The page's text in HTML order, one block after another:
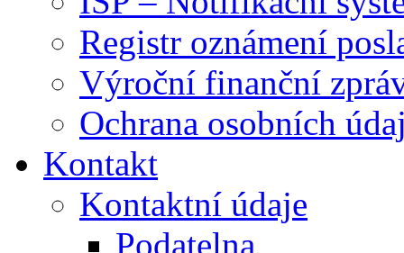
Registr oznámení
Výroční finanční
Ochrana osobních
Kontakt
Kontaktní údaje
Podatelna